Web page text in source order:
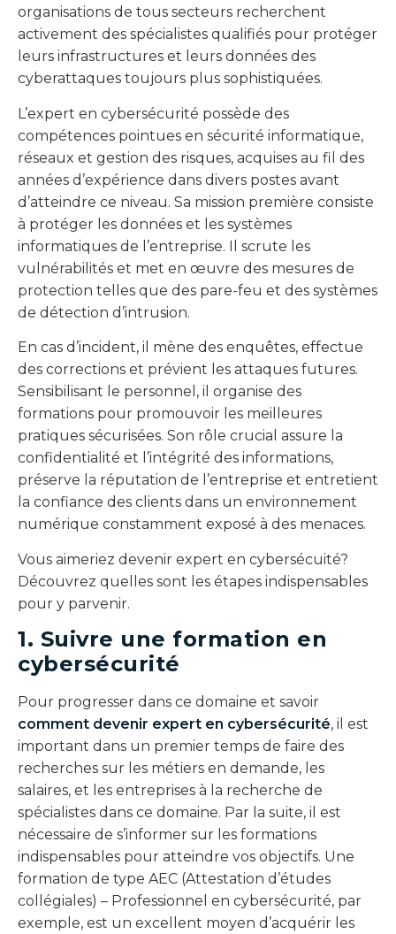
organisations de tous secteurs recherchent
activement des spécialistes qualifiés pour protéger
leurs infrastructures et leurs données des
cyberattaques toujours plus sophistiquées.
L’expert en cybersécurité possède des
compétences pointues en sécurité informatique,
réseaux et gestion des risques, acquises au fil des
années d’expérience dans divers postes avant
d’atteindre ce niveau. Sa mission première consiste
à protéger les données et les systèmes
informatiques de l’entreprise. Il scrute les
vulnérabilités et met en œuvre des mesures de
protection telles que des pare-feu et des systèmes
de détection d’intrusion.
En cas d’incident, il mène des enquêtes, effectue
des corrections et prévient les attaques futures.
Sensibilisant le personnel, il organise des
formations pour promouvoir les meilleures
pratiques sécurisées. Son rôle crucial assure la
confidentialité et l’intégrité des informations,
préserve la réputation de l’entreprise et entretient
la confiance des clients dans un environnement
numérique constamment exposé à des menaces.
Vous aimeriez devenir expert en cybersécuité?
Découvrez quelles sont les étapes indispensables
pour y parvenir.
1. Suivre une formation en
cybersécurité
Pour progresser dans ce domaine et savoir
comment devenir expert en cybersécurité, il est
important dans un premier temps de faire des
recherches sur les métiers en demande, les
salaires, et les entreprises à la recherche de
spécialistes dans ce domaine. Par la suite, il est
nécessaire de s’informer sur les formations
indispensables pour atteindre vos objectifs. Une
formation de type AEC (Attestation d’études
collégiales) – Professionnel en cybersécurité, par
exemple, est un excellent moyen d’acquérir les